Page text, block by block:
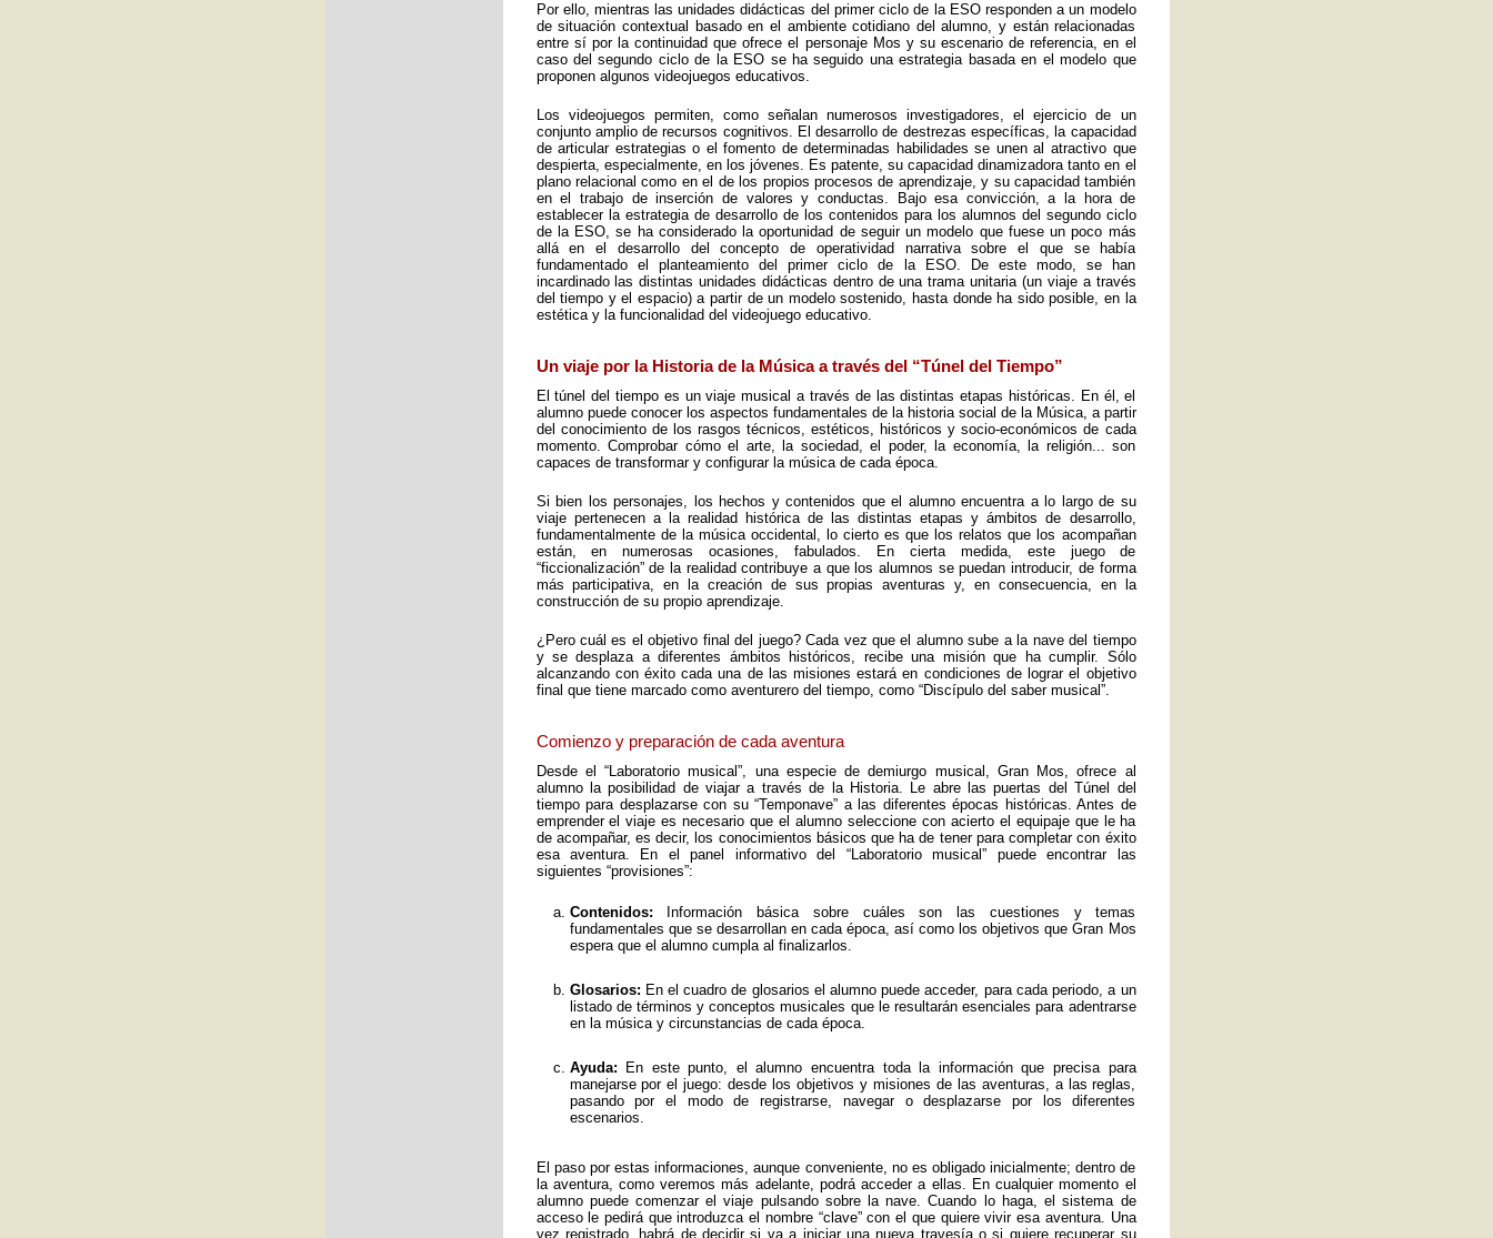
Por ello, mientras las unidades didácticas del primer ciclo de la ESO responden a un modelo
de situación contextual basado en el ambiente cotidiano del alumno, y están relacionadas
entre sí por la continuidad que ofrece el personaje Mos y su escenario de referencia, en el
caso del segundo ciclo de la ESO se ha seguido una estrategia basada en el modelo que
proponen algunos videojuegos educativos.
Los videojuegos permiten, como señalan numerosos investigadores, el ejercicio de un
conjunto amplio de recursos cognitivos. El desarrollo de destrezas específicas, la capacidad
de articular estrategias o el fomento de determinadas habilidades se unen al atractivo que
despierta, especialmente, en los jóvenes. Es patente, su capacidad dinamizadora tanto en el
plano relacional como en el de los propios procesos de aprendizaje, y su capacidad también
en el trabajo de inserción de valores y conductas. Bajo esa convicción, a la hora de
establecer la estrategia de desarrollo de los contenidos para los alumnos del segundo ciclo
de la ESO, se ha considerado la oportunidad de seguir un modelo que fuese un poco más
allá en el desarrollo del concepto de operatividad narrativa sobre el que se había
fundamentado el planteamiento del primer ciclo de la ESO. De este modo, se han
incardinado las distintas unidades didácticas dentro de una trama unitaria (un viaje a través
del tiempo y el espacio) a partir de un modelo sostenido, hasta donde ha sido posible, en la
estética y la funcionalidad del videojuego educativo.
Un viaje por la Historia de la Música a través del “Túnel del Tiempo”
El túnel del tiempo es un viaje musical a través de las distintas etapas históricas. En él, el
alumno puede conocer los aspectos fundamentales de la historia social de la Música, a partir
del conocimiento de los rasgos técnicos, estéticos, históricos y socio-económicos de cada
momento. Comprobar cómo el arte, la sociedad, el poder, la economía, la religión... son
capaces de transformar y configurar la música de cada época.
Si bien los personajes, los hechos y contenidos que el alumno encuentra a lo largo de su
viaje pertenecen a la realidad histórica de las distintas etapas y ámbitos de desarrollo,
fundamentalmente de la música occidental, lo cierto es que los relatos que los acompañan
están, en numerosas ocasiones, fabulados. En cierta medida, este juego de
“ficcionalización” de la realidad contribuye a que los alumnos se puedan introducir, de forma
más participativa, en la creación de sus propias aventuras y, en consecuencia, en la
construcción de su propio aprendizaje.
¿Pero cuál es el objetivo final del juego? Cada vez que el alumno sube a la nave del tiempo
y se desplaza a diferentes ámbitos históricos, recibe una misión que ha cumplir. Sólo
alcanzando con éxito cada una de las misiones estará en condiciones de lograr el objetivo
final que tiene marcado como aventurero del tiempo, como “Discípulo del saber musical”.
Comienzo y preparación de cada aventura
Desde el “Laboratorio musical”, una especie de demiurgo musical, Gran Mos, ofrece al
alumno la posibilidad de viajar a través de la Historia. Le abre las puertas del Túnel del
tiempo para desplazarse con su “Temponave” a las diferentes épocas históricas. Antes de
emprender el viaje es necesario que el alumno seleccione con acierto el equipaje que le ha
de acompañar, es decir, los conocimientos básicos que ha de tener para completar con éxito
esa aventura. En el panel informativo del “Laboratorio musical” puede encontrar las
siguientes “provisiones”:
Contenidos: Información básica sobre cuáles son las cuestiones y temas
fundamentales que se desarrollan en cada época, así como los objetivos que Gran Mos
espera que el alumno cumpla al finalizarlos.
Glosarios: En el cuadro de glosarios el alumno puede acceder, para cada periodo, a un
listado de términos y conceptos musicales que le resultarán esenciales para adentrarse
en la música y circunstancias de cada época.
Ayuda: En este punto, el alumno encuentra toda la información que precisa para
manejarse por el juego: desde los objetivos y misiones de las aventuras, a las reglas,
pasando por el modo de registrarse, navegar o desplazarse por los diferentes
escenarios.
El paso por estas informaciones, aunque conveniente, no es obligado inicialmente; dentro de
la aventura, como veremos más adelante, podrá acceder a ellas. En cualquier momento el
alumno puede comenzar el viaje pulsando sobre la nave. Cuando lo haga, el sistema de
acceso le pedirá que introduzca el nombre “clave” con el que quiere vivir esa aventura. Una
vez registrado, habrá de decidir si va a iniciar una nueva travesía o si quiere recuperar su